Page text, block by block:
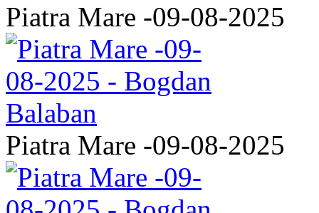
Piatra Mare -09-08-2025
Piatra Mare -09-08-2025